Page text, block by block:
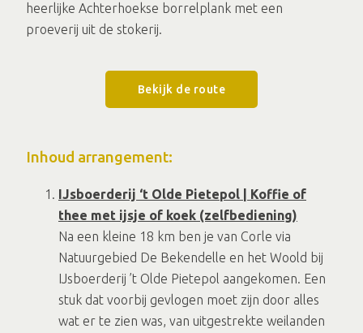
heerlijke Achterhoekse borrelplank met een
proeverij uit de stokerij.
Bekijk de route
Inhoud arrangement:
IJsboerderij ‘t Olde Pietepol | Koffie of
thee met ijsje of koek (zelfbediening)
Na een kleine 18 km ben je van Corle via
Natuurgebied De Bekendelle en het Woold bij
IJsboerderij ’t Olde Pietepol aangekomen. Een
stuk dat voorbij gevlogen moet zijn door alles
wat er te zien was, van uitgestrekte weilanden